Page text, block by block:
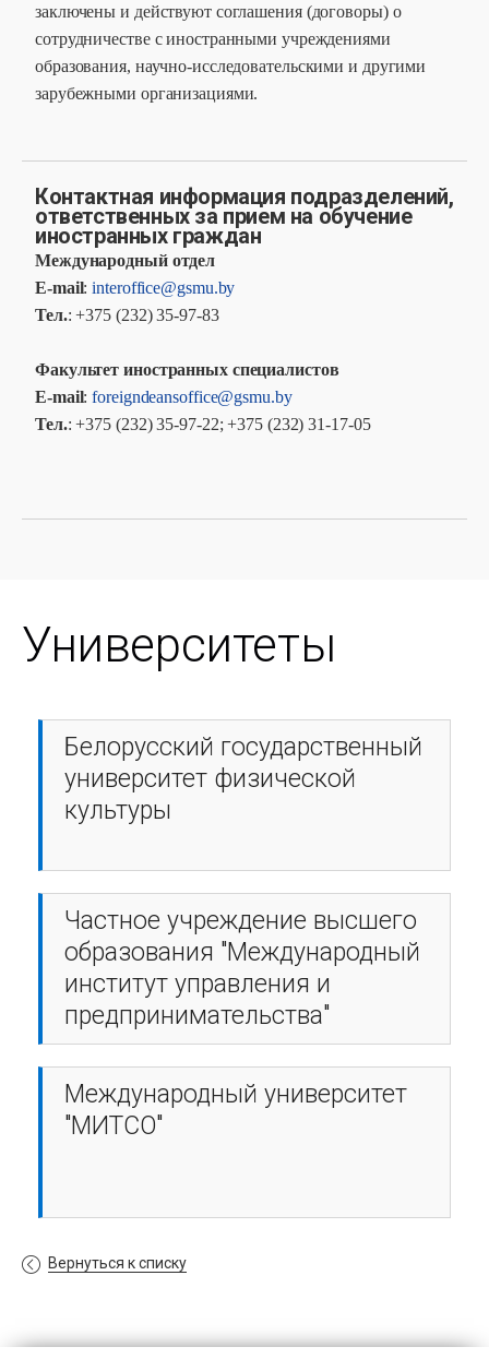
заключены и действуют соглашения (договоры) о
сотрудничестве с иностранными учреждениями
образования, научно-исследовательскими и другими
зарубежными организациями.
Контактная информация подразделений,
ответственных за прием на обучение
иностранных граждан
Международный отдел
E-mail:interoffice@gsmu.by
Тел.: +375 (232) 35-97-83
Факультет иностранных специалистов
E-mail:foreigndeansoffice@gsmu.by
Тел.: +375 (232) 35-97-22; +375 (232) 31-17-05
Университеты
Белорусский государственный
университет физической
культуры
Частное учреждение высшего
образования "Международный
институт управления и
предпринимательства"
Международный университет
"МИТСО"
Вернуться к списку